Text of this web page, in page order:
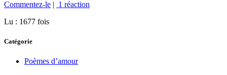
Commentez-le | 1 réaction
Lu : 1677 fois
Catégorie
Poèmes d’amour